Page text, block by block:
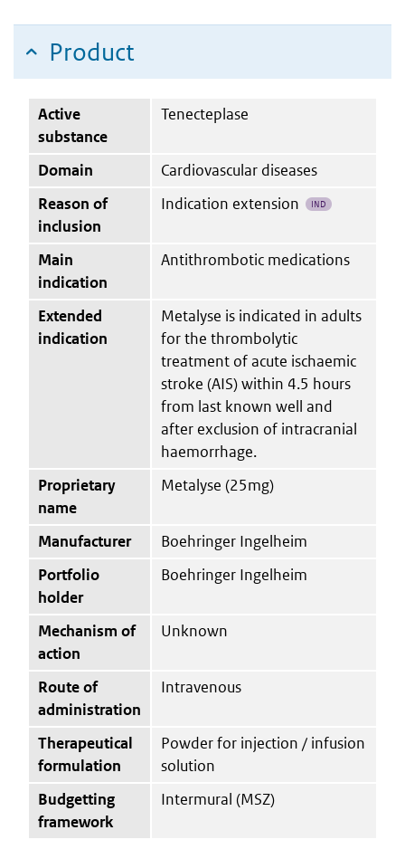
Product
Active
substance
Tenecteplase
Domain
Cardiovascular diseases
Reason of
inclusion
Indication extension IND
Main
indication
Antithrombotic medications
Extended
indication
Metalyse is indicated in adults
for the thrombolytic
treatment of acute ischaemic
stroke (AIS) within 4.5 hours
from last known well and
after exclusion of intracranial
haemorrhage.
Proprietary
name
Metalyse (25mg)
Manufacturer
Boehringer Ingelheim
Portfolio
holder
Boehringer Ingelheim
Mechanism of
action
Unknown
Route of
administration
Intravenous
Therapeutical
formulation
Powder for injection / infusion
solution
Budgetting
framework
Intermural (MSZ)